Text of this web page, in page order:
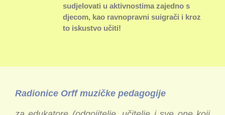
sudjelovati u aktivnostima zajedno s
djecom, kao ravnopravni suigrači i kroz
to iskustvo učiti!
Radionice Orff muzičke pedagogije